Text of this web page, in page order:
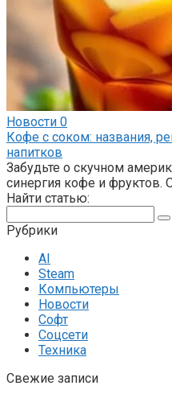
Новости 0
Кофе с соком: названия,
напитков
Забудьте о скучном
синергия кофе и фруктов.
Найти статью:
Рубрики
AI
Steam
Компьютеры
Новости
Софт
Соцсети
Техника
Свежие записи